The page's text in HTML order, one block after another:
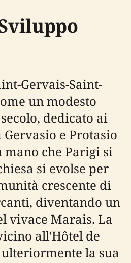
Gervais-Saint-
un modesto
dedicato ai
e Protasio
che Parigi si
si evolse per
crescente di
diventando un
vivace Marais. La
all'Hôtel de
la sua